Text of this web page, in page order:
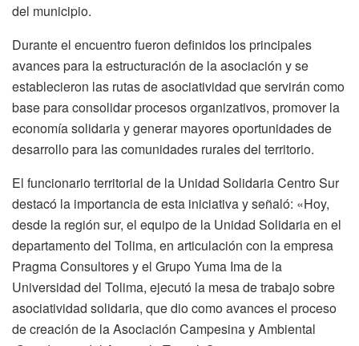
del municipio.
Durante el encuentro fueron definidos los principales
avances para la estructuración de la asociación y se
establecieron las rutas de asociatividad que servirán como
base para consolidar procesos organizativos, promover la
economía solidaria y generar mayores oportunidades de
desarrollo para las comunidades rurales del territorio.
El funcionario territorial de la Unidad Solidaria Centro Sur
destacó la importancia de esta iniciativa y señaló: «Hoy,
desde la región sur, el equipo de la Unidad Solidaria en el
departamento del Tolima, en articulación con la empresa
Pragma Consultores y el Grupo Yuma Ima de la
Universidad del Tolima, ejecutó la mesa de trabajo sobre
asociatividad solidaria, que dio como avances el proceso
de creación de la Asociación Campesina y Ambiental